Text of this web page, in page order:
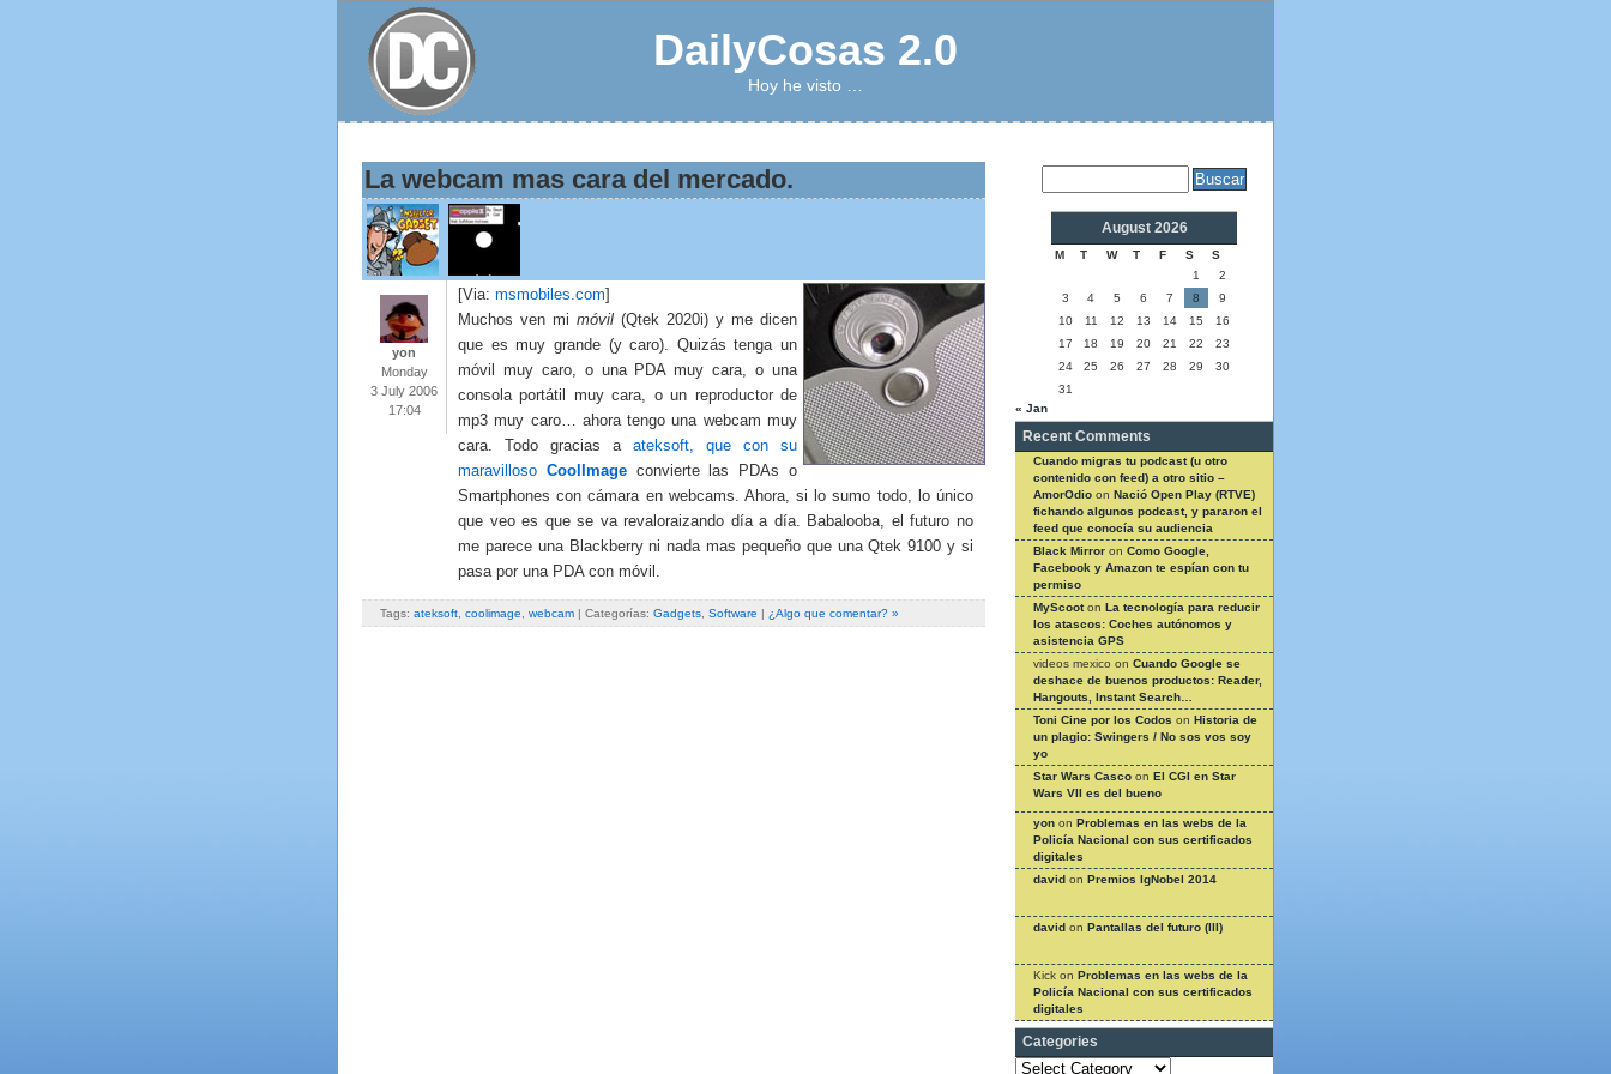
DailyCosas 2.0
Hoy he visto …
La webcam mas cara del mercado.
yon
Monday
3 July 2006
17:04
[Via: msmobiles.com]
Muchos ven mi móvil (Qtek 2020i) y me dicen
que es muy grande (y caro). Quizás tenga un
móvil muy caro, o una PDA muy cara, o una
consola portátil muy cara, o un reproductor de
mp3 muy caro… ahora tengo una webcam muy
cara. Todo gracias a ateksoft, que con su
maravilloso CoolImageconvierte las PDAs o
Smartphones con cámara en webcams. Ahora, si lo sumo todo, lo único
que veo es que se va revaloraizando día a día. Babalooba, el futuro no
me parece una Blackberry ni nada mas pequeño que una Qtek 9100 y si
pasa por una PDA con móvil.
Tags: ateksoft coolimage webcam | Categorías: Gadgets Software | ¿Algo que comentar? »
August 2026
M T W T F S
S
1
2
3
4 5 6 7 8
9
10
11 12 13 14 15
16
17
18 19 20 21 22
23
24
25 26 27 28 29
30
31
« Jan
Recent Comments
Cuando migras tu podcast (u otro
contenido con feed) a otro sitio –
AmorOdio on Nació Open Play (RTVE)
fichando algunos podcast, y pararon el
feed que conocía su audiencia
Black Mirror on Como Google,
Facebook y Amazon te espían con tu
permiso
MyScooton La tecnología para reducir
los atascos: Coches autónomos y
asistencia GPS
videos mexico on Cuando Google se
deshace de buenos productos: Reader,
Hangouts, Instant Search…
Toni Cine por los Codos on Historia de
un plagio: Swingers / No sos vos soy
yo
Star Wars Casco on El CGI en Star
Wars VII es del bueno
yon on Problemas en las webs de la
Policía Nacional con sus certificados
digitales
david on Premios IgNobel 2014
david on Pantallas del futuro (III)
Kick on Problemas en las webs de la
Policía Nacional con sus certificados
digitales
Categories
Categories